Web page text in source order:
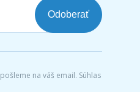
Odoberať
na váš email. Súhlas